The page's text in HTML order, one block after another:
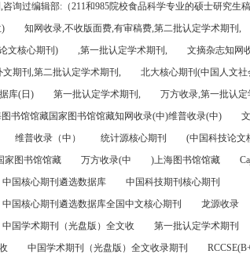
询过编辑部:（211和985院校食品科学专业的硕士研究生
)
知网收录,不收版面费,有审稿费,第二批认定学术期刊,
文核心期刊)
,第一批认定学术期刊, 文摘杂志知网
期刊,第二批认定学术期刊,
北大核心期刊(中国人文
库(日) 第一批认定学术期刊,
万方收录,第一批认定
书馆馆藏国家图书馆馆藏知网收录(中)维普收录(中)
维普收录（中） 统计源核心期刊 (中国科技论文
家图书馆馆藏
万方收录(中 )上海图书馆馆藏
国核心期刊遴选数据库
中国科技期刊核心期刊
国核心期刊遴选数据库全国中文核心期刊
龙源收录
国学术期刊（光盘版）全文收
第一批认定学术期刊
中国学术期刊（光盘版）全文收录期刊